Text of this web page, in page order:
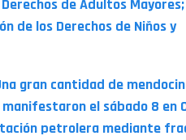
de Adultos
de los Derechos de Niños y
gran cantidad de
el sábado 8 en
petrolera mediante